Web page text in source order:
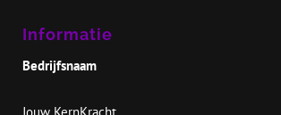
Informatie
Bedrijfsnaam